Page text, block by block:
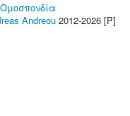
Andreou 2012-2026 [P]